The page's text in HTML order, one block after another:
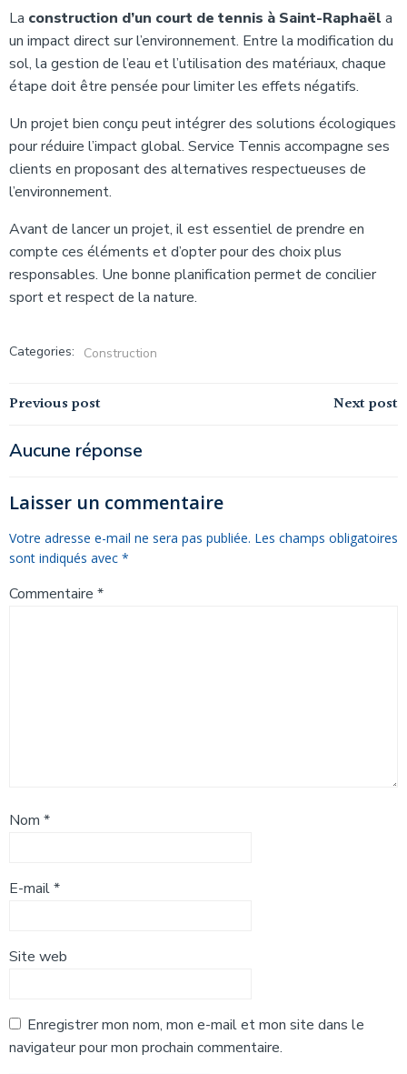
La construction d’un court de tennis à Saint-Raphaël a
un impact direct sur l’environnement. Entre la modification du
sol, la gestion de l’eau et l’utilisation des matériaux, chaque
étape doit être pensée pour limiter les effets négatifs.
Un projet bien conçu peut intégrer des solutions écologiques
pour réduire l’impact global. Service Tennis accompagne ses
clients en proposant des alternatives respectueuses de
l’environnement.
Avant de lancer un projet, il est essentiel de prendre en
compte ces éléments et d’opter pour des choix plus
responsables. Une bonne planification permet de concilier
sport et respect de la nature.
Categories: Construction
Navigation
de
l’article
Previous post Navigation
l’article
Next post
Aucune réponse
Laisser un commentaire
Votre adresse e-mail ne sera pas publiée. Les champs obligatoires
sont indiqués avec *
Commentaire *
Nom *
E-mail*
Site web
Enregistrer mon nom, mon e-mail et mon site dans le
navigateur pour mon prochain commentaire.